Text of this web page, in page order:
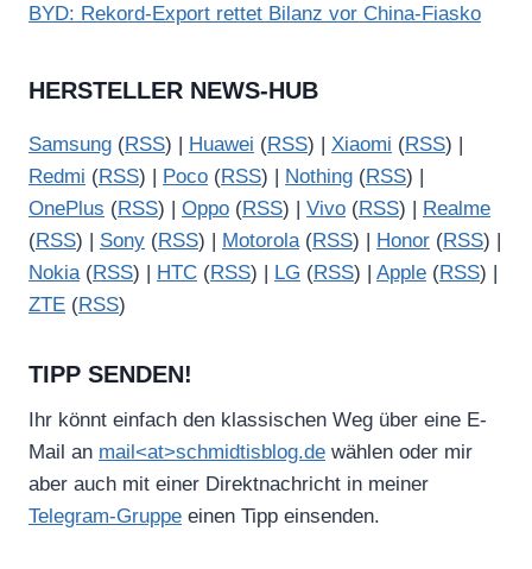
BYD: Rekord-Export rettet Bilanz vor China-Fiasko
HERSTELLER NEWS-HUB
Samsung (RSS) | Huawei (RSS) | Xiaomi (RSS) |
Redmi (RSS) | Poco (RSS) | Nothing (RSS) |
OnePlus (RSS) | Oppo (RSS) | Vivo (RSS) |
Realme
(RSS) | Sony (RSS) | Motorola(RSS) | Honor (RSS) |
Nokia(RSS) | HTC (RSS) | LG (RSS) | Apple (RSS) |
ZTE (RSS)
TIPP SENDEN!
Ihr könnt einfach den klassischen Weg über eine E-
Mail an mail<at>schmidtisblog.de wählen oder mir
aber auch mit einer Direktnachricht in meiner
Telegram-Gruppe einen Tipp einsenden.